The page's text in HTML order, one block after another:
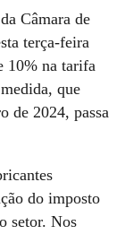
Câmara de
terça-feira
10% na tarifa
que
de 2024, passa
do imposto
setor. Nos